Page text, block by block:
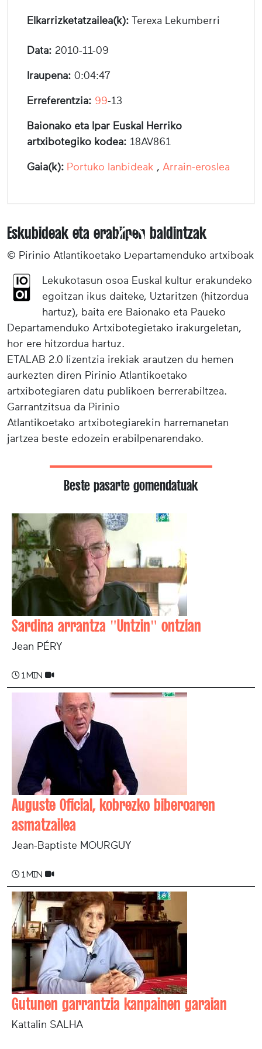
Elkarrizketatzailea(k): Terexa Lekumberri
Data: 2010-11-09
Iraupena: 0:04:47
Erreferentzia: 99-13
Baionako eta Ipar Euskal Herriko
artxibotegiko kodea: 18AV861
Gaia(k): Portuko lanbideak , Arrain-eroslea
Eskubideak eta erabilpen baldintzak
© Pirinio Atlantikoetako Departamenduko artxiboak
Lekukotasun osoa Euskal kultur erakundeko
egoitzan ikus daiteke, Uztaritzen (hitzordua
hartuz), baita ere Baionako eta Paueko
Departamenduko Artxibotegietako irakurgeletan,
hor ere hitzordua hartuz.
ETALAB 2.0 lizentzia irekiak arautzen du hemen
aurkezten diren Pirinio Atlantikoetako
artxibotegiaren datu publikoen berrerabiltzea.
Garrantzitsua da Pirinio
Atlantikoetako artxibotegiarekin harremanetan
jartzea beste edozein erabilpenarendako.
Beste pasarte gomendatuak
Sardina arrantza "Untzin" ontzian
Jean PÉRY
1 min
Auguste Oficial, kobrezko biberoaren
asmatzailea
Jean-Baptiste MOURGUY
1 min
Gutunen garrantzia kanpainen garaian
Kattalin SALHA